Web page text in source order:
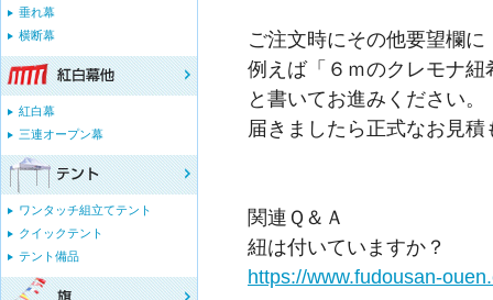
ご注文時にその他要望欄に
例えば「６ｍのクレモナ紐
と書いてお進みください。
届きましたら正式なお見
関連Ｑ＆Ａ
紐は付いていますか？
https://www.fudousan-
垂れ幕
横断幕
紅白幕
三連オープン幕
ワンタッチ組立てテント
クイックテント
テント備品